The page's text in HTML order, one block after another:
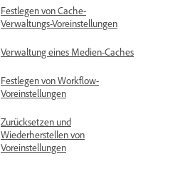
Festlegen von Cache-
Verwaltungs-Voreinstellungen
Verwaltung eines Medien-Caches
Festlegen von Workflow-
Voreinstellungen
Zurücksetzen und
Wiederherstellen von
Voreinstellungen